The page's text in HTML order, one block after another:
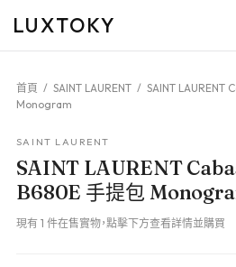
LUXTOKY
首頁 / SAINT LAURENT / SAINT LAURENT
Monogram
SAINT LAURENT
SAINT LAURENT
B680E 手提包
現有 1 件在售實物，點擊下方查看詳情並購買